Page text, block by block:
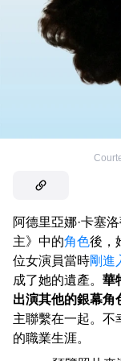
阿德里亞娜·卡塞
主》中的角色後，
位女演員當時剛進
成了她的遺產。 華
出演其他的銀幕角
主聯繫在一起。不
的職業生涯。